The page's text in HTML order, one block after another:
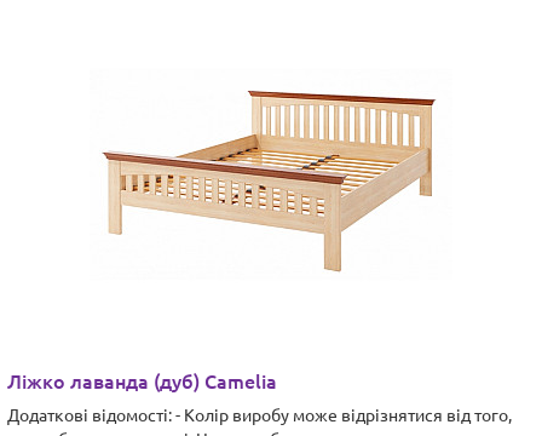
Ліжко лаванда (дуб) Camelia
Додаткові відомості: - Колір виробу може відрізнятися від того,